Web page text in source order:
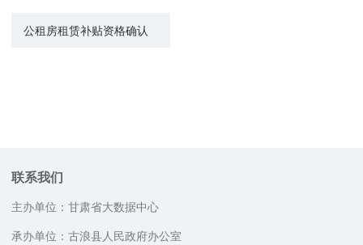
公租房租赁补贴资格确认
联系我们
主办单位：甘肃省大数据中心
承办单位：古浪县人民政府办公室